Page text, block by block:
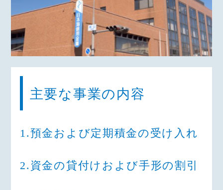
主要な事業の内容
1.預金および定期積金の受け入れ
2.資金の貸付けおよび手形の割引